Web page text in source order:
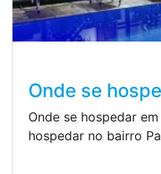
Onde se
Onde se hospedar
hospedar no bairro